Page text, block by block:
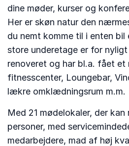
dine møder, kurser og
Her er skøn natur den
du nemt komme til i enten bil
store underetage er for
renoveret og har bl.a. fået et
fitnesscenter, Loungebar,
lækre omklædningsrum m.m.
Med 21 mødelokaler, der
personer, med
medarbejdere, mad af høj